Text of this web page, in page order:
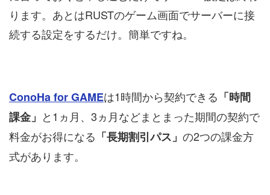
ります。あとはRUSTのゲーム画面でサーバーに接
続する設定をするだけ。簡単ですね。
ConoHa for GAMEは1時間から契約できる 「時間
課金」 と1ヵ月、3ヵ月などまとまった期間の契約で
料金がお得になる 「長期割引パス」 の2つの課金方
式があります。